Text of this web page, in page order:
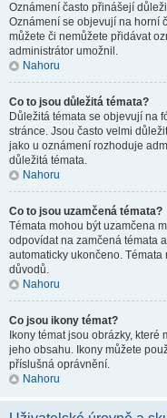
Oznámení často přinášejí
Oznámení se objevují na horní
můžete či nemůžete přidávat
administrátor umožnil.
Nahoru
Co to jsou důležitá témata?
Důležitá témata se objevují na
stránce. Jsou často velmi
jako u oznámení rozhoduje
důležitá témata.
Nahoru
Co to jsou uzamčená témata?
Témata mohou být uzamčena
odpovídat na zamčená témata
automaticky ukončeno.
důvodů.
Nahoru
Co jsou ikony témat?
Ikony témat jsou obrázky,
jeho obsahu. Ikony můžete
příslušná oprávnění.
Nahoru